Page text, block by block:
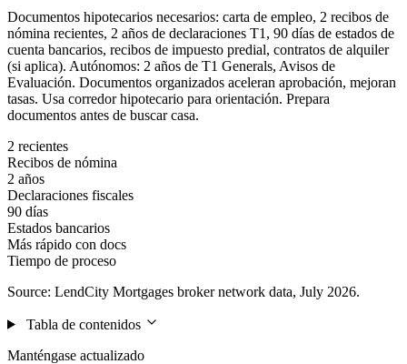
Documentos hipotecarios necesarios: carta de empleo, 2 recibos de
nómina recientes, 2 años de declaraciones T1, 90 días de estados de
cuenta bancarios, recibos de impuesto predial, contratos de alquiler
(si aplica). Autónomos: 2 años de T1 Generals, Avisos de
Evaluación. Documentos organizados aceleran aprobación, mejoran
tasas. Usa corredor hipotecario para orientación. Prepara
documentos antes de buscar casa.
2 recientes
Recibos de nómina
2 años
Declaraciones fiscales
90 días
Estados bancarios
Más rápido con docs
Tiempo de proceso
Source: LendCity Mortgages broker network data, July 2026.
Tabla de contenidos
Manténgase actualizado